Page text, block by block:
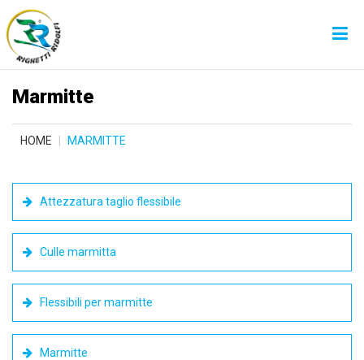
Marmitte
HOME MARMITTE
Attezzatura taglio flessibile
Culle marmitta
Flessibili per marmitte
Marmitte